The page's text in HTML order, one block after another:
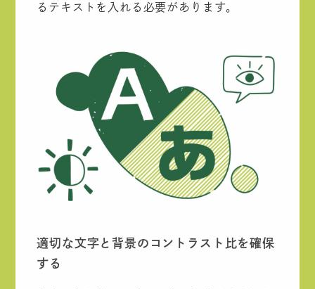
るテキストを入れる必要があります。
適切な文字と背景のコントラスト比を確保
する